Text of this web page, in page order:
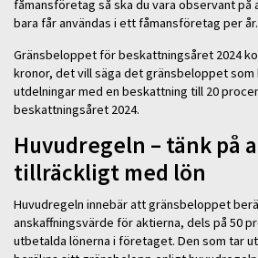
fåmansföretag så ska du vara observant
bara får användas i ett fåmansföretag per år.
Gränsbeloppet för beskattningsåret 2024
kronor, det vill säga det gränsbeloppet som
utdelningar med en beskattning till 20
beskattningsåret 2024.
Huvudregeln – tänk på
tillräckligt med lön
Huvudregeln innebär att gränsbeloppet
anskaffningsvärde för aktierna, dels på 50
utbetalda lönerna i företaget. Den som tar